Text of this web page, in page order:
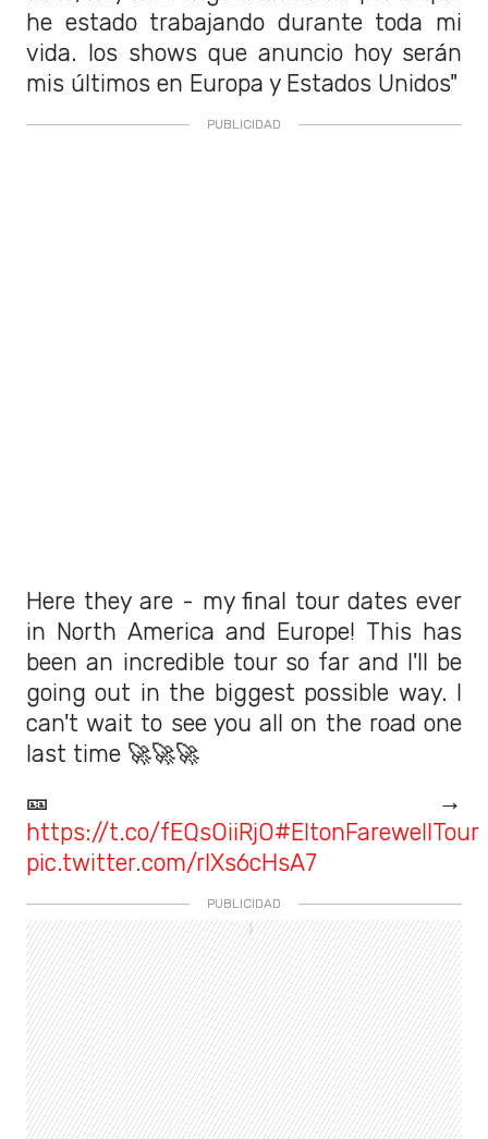
he estado trabajando durante toda mi
vida. los shows que anuncio hoy serán
mis últimos en Europa y Estados Unidos"
Here they are - my final tour dates ever
in North America and Europe! This has
been an incredible tour so far and I'll be
going out in the biggest possible way. I
can't wait to see you all on the road one
last time 🚀🚀🚀
🎫 →
https://t.co/fEQsOiiRjO#EltonFarewellTour
pic.twitter.com/rlXs6cHsA7